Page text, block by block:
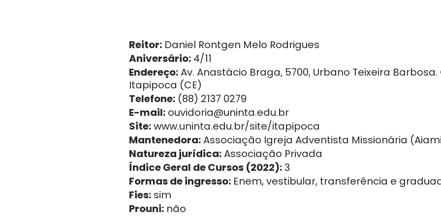
Reitor: Daniel Rontgen Melo Rodrigues
Aniversário: 4/11
Endereço:Av. Anastácio Braga, 5700, Urbano Teixeira Barbosa.
Itapipoca (CE)
Telefone: (88) 2137 0279
E-mail: ouvidoria@uninta.edu.br
Site:www.uninta.edu.br/site/itapipoca
Mantenedora:Associação Igreja Adventista Missionária
Natureza jurídica:Associação Privada
Índice Geral de Cursos (2022):3
Formas de ingresso: Enem, vestibular, transferência e
Fies: sim
Prouni: não